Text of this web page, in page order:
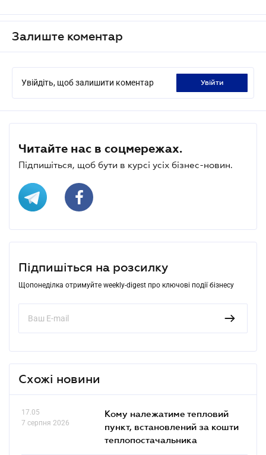
Залиште коментар
Увійдіть, щоб залишити коментар увійти
Читайте нас в соцмережах.
Підпишіться, щоб бути в курсі усіх бізнес-новин.
Підпишіться на розсилку
Щопонеділка отримуйте weekly-digest про ключові події бізнесу
Схожі новини
17.05
7 серпня 2026
Кому належатиме тепловий
пункт, встановлений за кошти
теплопостачальника